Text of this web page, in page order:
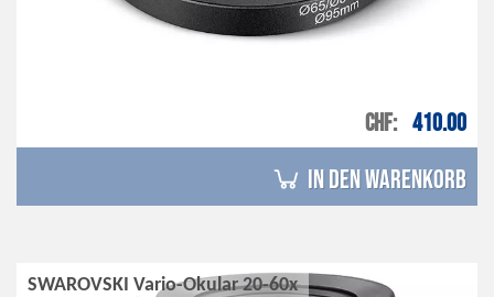
CHF 410.00
in den Warenkorb
SWAROVSKI Vario-Okular 20-60x